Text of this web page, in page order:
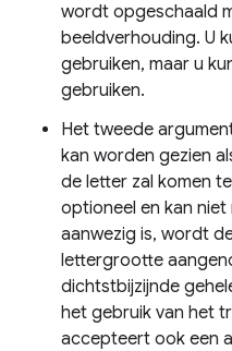
wordt opgeschaald
beeldverhouding. U
gebruiken, maar u
gebruiken.
Het tweede
kan worden gezien
de letter zal komen
optioneel en kan
aanwezig is, wordt
lettergrootte
dichtstbijzijnde
het gebruik van het
accepteert ook een